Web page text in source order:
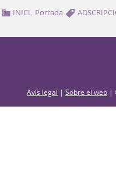
INICI, Portada
Avís legal | Sobre el web |